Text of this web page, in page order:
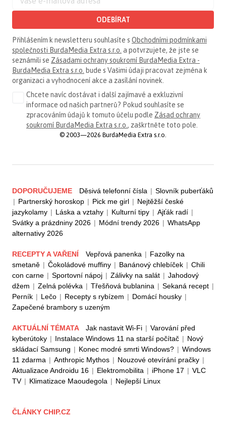
ODEBÍRAT
Přihlášením k newsletteru souhlasíte s Obchodními podmínkami
společnosti BurdaMedia Extra s.r.o. a potvrzujete, že jste se
seznámili se Zásadami ochrany soukromí BurdaMedia Extra -
BurdaMedia Extra s.r.o. bude s Vašimi údaji pracovat zejména k
organizaci a vyhodnocení akce a zasílání novinek.
Chcete navíc dostávat i další zajímavé a exkluzivní
informace od našich partnerů? Pokud souhlasíte se
zpracováním údajů k tomuto účelu podle Zásad ochrany
soukromí BurdaMedia Extra s.r.o. , zaškrtněte toto pole.
© 2003—2026 BurdaMedia Extra s.r.o.
DOPORUČUJEME Děsivá telefonní čísla | Slovník puberťáků
| Partnerský horoskop | Pick me girl | Nejtěžší české
jazykolamy | Láska a vztahy | Kulturní tipy | Ajťák radí |
Svátky a prázdniny 2026 | Módní trendy 2026 | WhatsApp
alternativy 2026
RECEPTY A VAŘENÍ Vepřová panenka | Fazolky na
smetaně | Čokoládové muffiny | Banánový chlebíček | Chili
con carne | Sportovní nápoj | Zálivky na salát | Jahodový
džem | Zelná polévka | Třešňová bublanina | Sekaná recept |
Perník | Lečo | Recepty s rybízem | Domácí housky |
Zapečené brambory s uzeným
AKTUÁLNÍ TÉMATA Jak nastavit Wi-Fi | Varování před
kyberútoky | Instalace Windows 11 na starší počítač | Nový
skládací Samsung | Konec modré smrti Windows? | Windows
11 zdarma | Anthropic Mythos | Nouzové otevírání pračky |
Aktualizace Androidu 16 | Elektromobilita | iPhone 17 | VLC
TV | Klimatizace Maoudegola | Nejlepší Linux
ČLÁNKY CHIP.CZ